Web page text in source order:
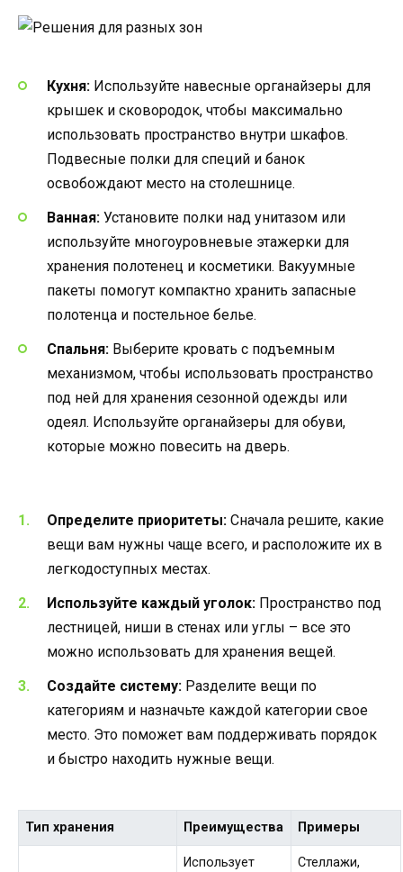
Кухня: Используйте навесные органайзеры для
крышек и сковородок, чтобы максимально
использовать пространство внутри шкафов.
Подвесные полки для специй и банок
освобождают место на столешнице.
Ванная: Установите полки над унитазом или
используйте многоуровневые этажерки для
хранения полотенец и косметики. Вакуумные
пакеты помогут компактно хранить запасные
полотенца и постельное белье.
Спальня: Выберите кровать с подъемным
механизмом, чтобы использовать пространство
под ней для хранения сезонной одежды или
одеял. Используйте органайзеры для обуви,
которые можно повесить на дверь.
Определите приоритеты: Сначала решите, какие
вещи вам нужны чаще всего, и расположите их в
легкодоступных местах.
Используйте каждый уголок: Пространство под
лестницей, ниши в стенах или углы – все это
можно использовать для хранения вещей.
Создайте систему: Разделите вещи по
категориям и назначьте каждой категории свое
место. Это поможет вам поддерживать порядок
и быстро находить нужные вещи.
Тип хранения Преимущества Примеры
Использует
Стеллажи,